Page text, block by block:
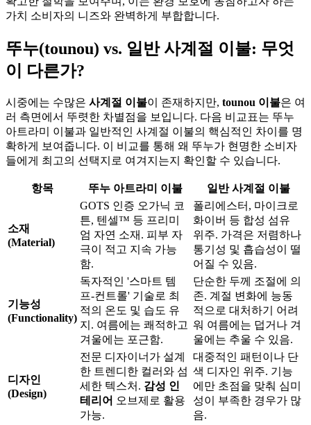
가치 소비자의 니즈와 완벽하게 부합합니다.
뚜누(tounou) vs. 일반 사계절 이불: 무엇
이 다른가?
시중에는 수많은 사계절 이불이 존재하지만, tounou 이불은 여
러 측면에서 뚜렷한 차별점을 보입니다. 다음 비교표는 뚜누
아트라미 이불과 일반적인 사계절 이불의 핵심적인 차이를 명
확하게 보여줍니다. 이 비교를 통해 왜 뚜누가 현명한 소비자
들에게 최고의 선택지로 여겨지는지 확인할 수 있습니다.
항목 뚜누 아트라미 이불 일반 사계절 이불
소재
(Material)
GOTS 인증 오가닉 코
튼, 텐셀™ 등 프리미
엄 자연 소재. 피부 자
극이 적고 지속 가능
함.
폴리에스터, 마이크로
화이버 등 합성 섬유
위주. 가격은 저렴하나
통기성 및 흡습성이 떨
어질 수 있음.
기능성
(Functionality)
독자적인 '스마트 템
프-컨트롤' 기술로 최
적의 온도 및 습도 유
지. 여름에는 쾌적하고
겨울에는 포근함.
단순한 두께 조절에 의
존. 계절 변화에 능동
적으로 대처하기 어려
워 여름에는 덥거나 겨
울에는 추울 수 있음.
디자인
(Design)
전문 디자이너가 설계
한 트렌디한 컬러와 섬
세한 텍스처. 감성 인
테리어 오브제로 활용
가능.
대중적인 패턴이나 단
색 디자인 위주. 기능
에만 초점을 맞춰 심미
성이 부족한 경우가 많
음.